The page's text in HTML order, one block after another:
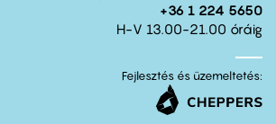
+36 1 224 5650
H-V 13.00-21.00 óráig
Fejlesztés és üzemeltetés: